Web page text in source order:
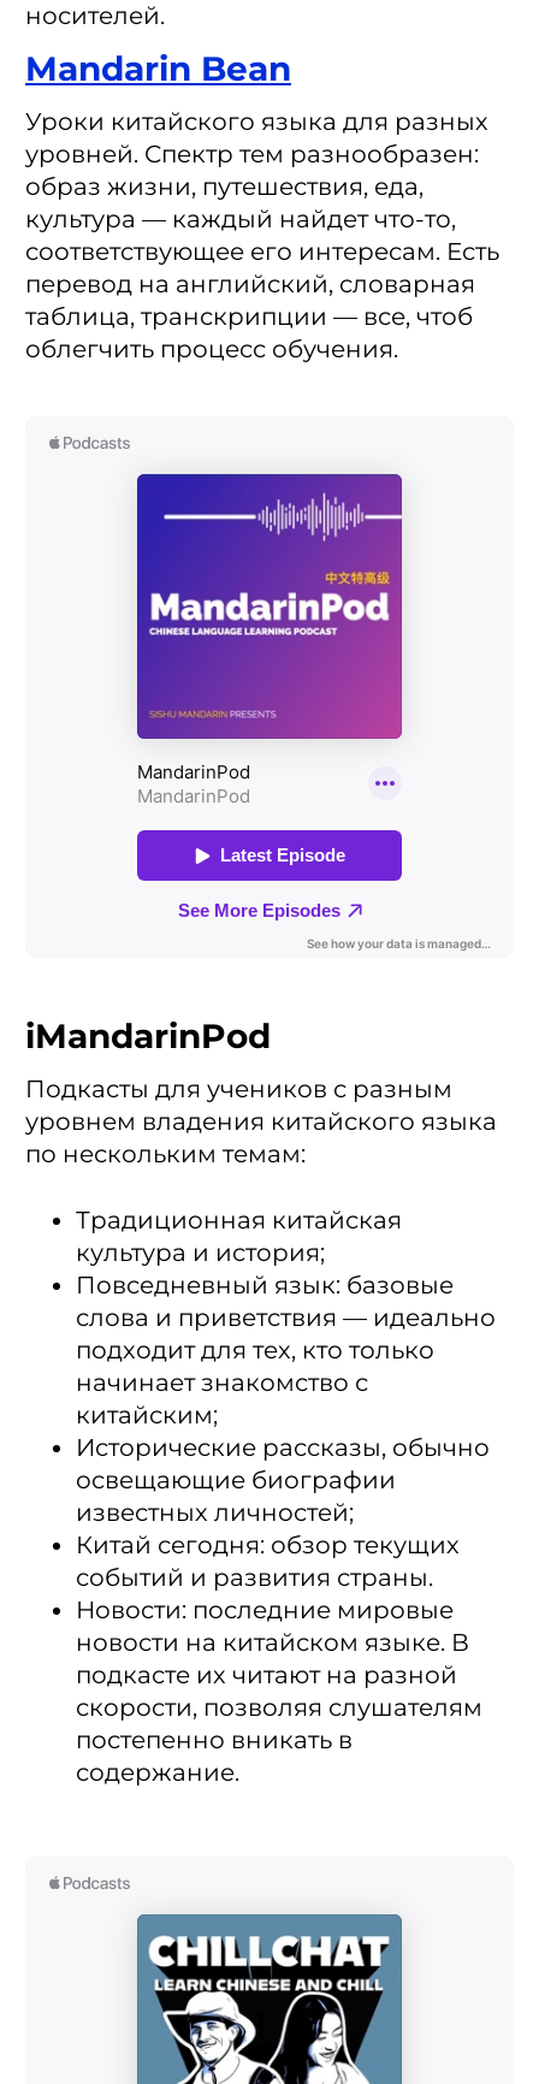
носителей.
Mandarin Bean
Уроки китайского языка для разных
уровней. Спектр тем разнообразен:
образ жизни, путешествия, еда,
культура — каждый найдет что-то,
соответствующее его интересам. Есть
перевод на английский, словарная
таблица, транскрипции — все, чтоб
облегчить процесс обучения.
iMandarinPod
Подкасты для учеников с разным
уровнем владения китайского языка
по нескольким темам:
Традиционная китайская
культура и история;
Повседневный язык: базовые
слова и приветствия — идеально
подходит для тех, кто только
начинает знакомство с
китайским;
Исторические рассказы, обычно
освещающие биографии
известных личностей;
Китай сегодня: обзор текущих
событий и развития страны.
Новости: последние мировые
новости на китайском языке. В
подкасте их читают на разной
скорости, позволяя слушателям
постепенно вникать в
содержание.